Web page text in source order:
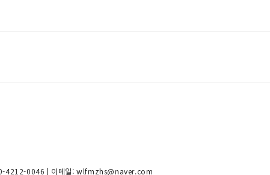
4212-0046 | 이메일: wlfmzhs@naver.com